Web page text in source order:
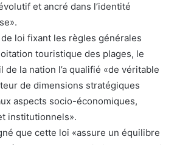
et ancré dans l’identité
loi fixant les règles générales
touristique des plages, le
la nation l’a qualifié «de véritable
de dimensions stratégiques
aspects socio-économiques,
institutionnels».
que cette loi «assure un équilibre